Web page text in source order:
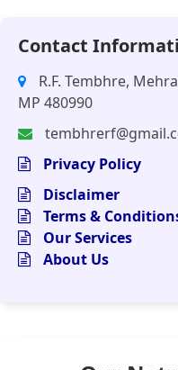
Contact
R.F. Tembhre,
MP 480990
Privacy Policy
Disclaimer
Terms &
Our Services
About Us